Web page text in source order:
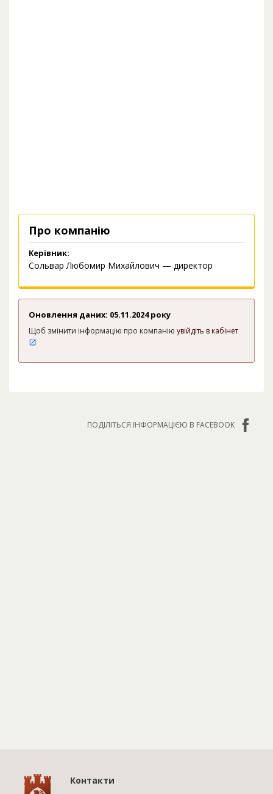
Про компанію
Керівник:
Сольвар Любомир Михайлович — директор
Оновлення даних: 05.11.2024 року
Щоб змінити інформацію про компанію увійдіть в кабінет
ПОДІЛІТЬСЯ ІНФОРМАЦІЄЮ В FACEBOOK
Контакти